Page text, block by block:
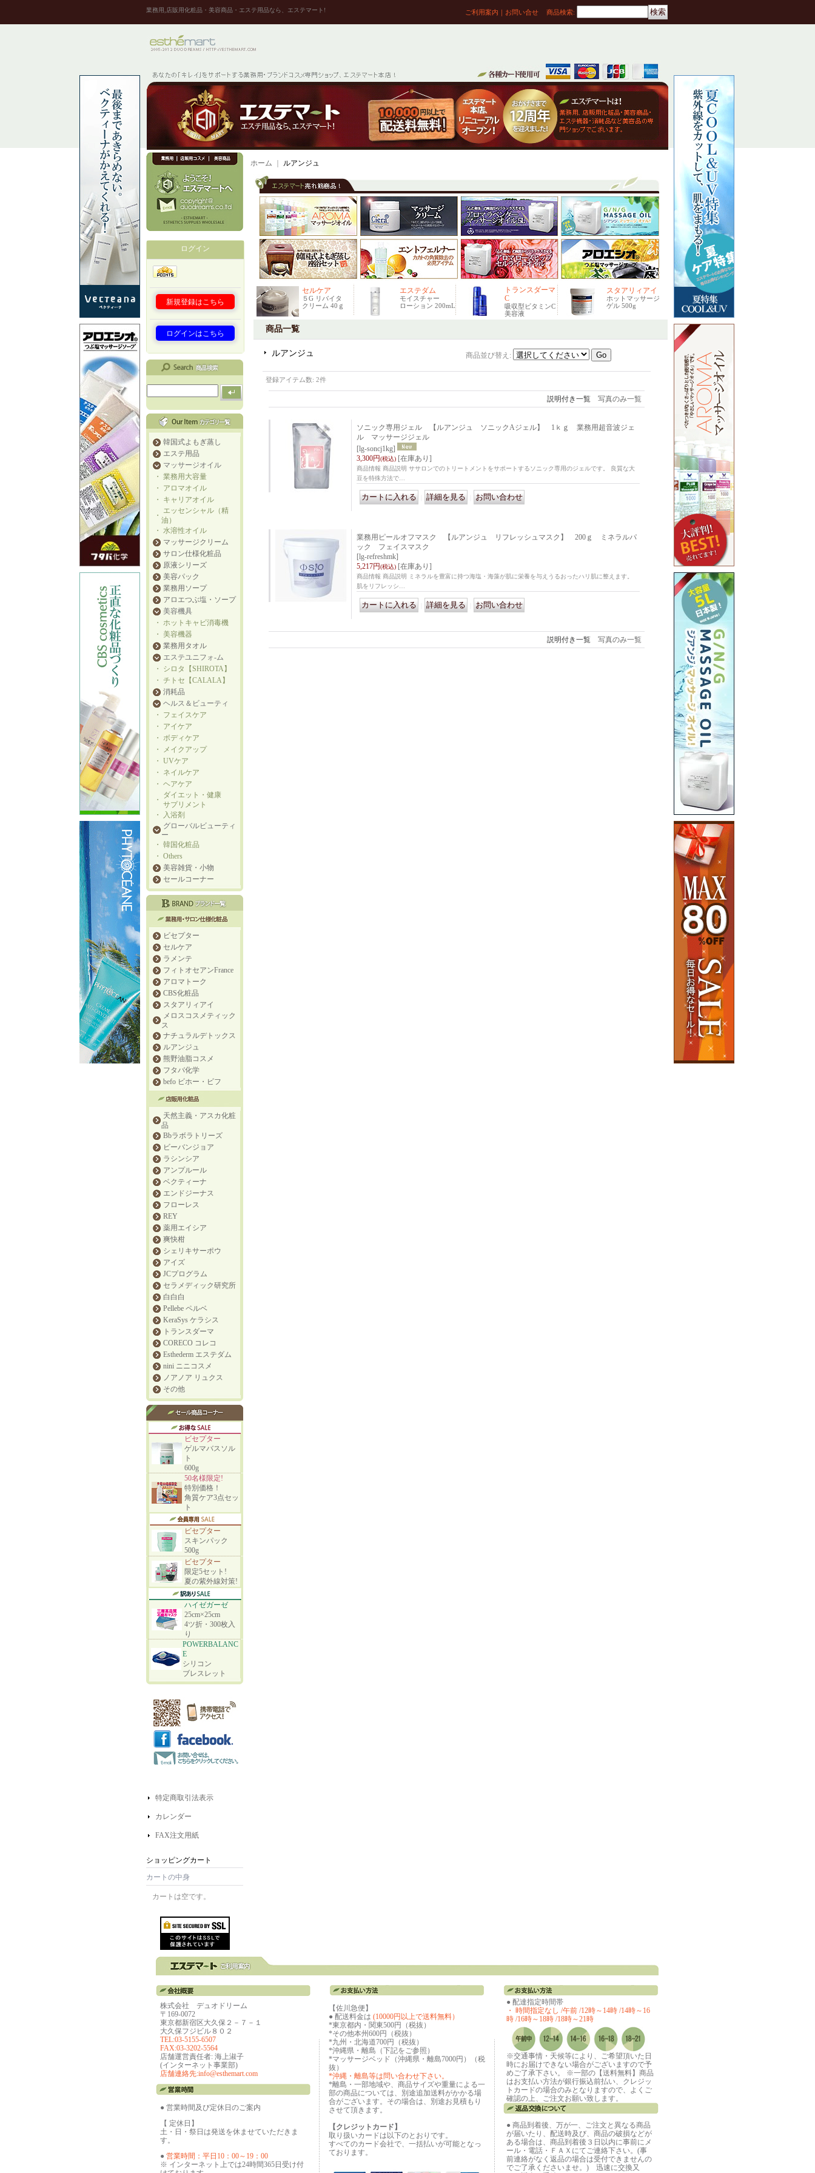
業務用,店販用化粧品・美容商品・エステ用品なら、エステマート! ご利用案内 ｜ お問い合せ 商品検索:
ログイン
新規登録はこちら
ログインはこちら
韓国式よもぎ蒸し
エステ用品
マッサージオイル
・ 業務用大容量
・
アロマオイル
・
キャリアオイル
・
エッセンシャル（精
油）
・ 水溶性オイル
マッサージクリーム
サロン仕様化粧品
原液シリーズ
美容パック
業務用ソープ
アロエつぶ塩・ソープ
美容機具
・ ホットキャビ消毒機
・ 美容機器
業務用タオル
エステユニフォ-ム
・
シロタ【SHIROTA】
・ チトセ【CALALA】
消耗品
ヘルス＆ビューティ
・
フェイスケア
・
アイケア
・ ボディケア
・
メイクアップ
・ UVケア
・
ネイルケア
・ ヘアケア
・
ダイエット・健康
サプリメント
・
入浴剤
グローバルビューティ
ー
・ 韓国化粧品
・ Others
美容雑貨・小物
セールコーナー
ビセプター
セルケア
ラメンテ
フィトオセアンFrance
アロマトーク
CBS化粧品
スタアリィアイ
メロスコスメティック
ス
ナチュラルデトックス
ルアンジュ
熊野油脂コスメ
フタバ化学
befo ビホー・ビフ
天然主義・アスカ化粧
品
Bbラボラトリーズ
ビーバンジョア
ラシンシア
アンプルール
ベクティーナ
エンドジーナス
フローレス
REY
薬用エイシア
爽快柑
シェリキサーポウ
アイズ
JCプログラム
セラメディック研究所
白白白
Pellebe ペルベ
KeraSys ケラシス
トランスダーマ
CORECO コレコ
Esthederm エステダム
nini ニニコスメ
ノアノア リュクス
その他
ビセプター
ゲルマバスソル
ト
600g
50名様限定!
特別価格！
角質ケア3点セッ
ト
ビセプター
スキンパック
500g
ビセプター
限定5セット!
夏の紫外線対策!
ハイゼガーゼ
25cm×25cm
4ツ折・300枚入
り
POWERBALANC
E
シリコン
ブレスレット
特定商取引法表示
カレンダー
FAX注文用紙
ショッピングカート
カートの中身
カートは空です。
ホーム ルアンジュ
セルケア
５G リバイタ
クリーム 40ｇ
エステダム
モイスチャー
ローション 200mL
トランスダーマ
C
吸収型ビタミンC
美容液
スタアリィアイ
ホットマッサージ
ゲル 500g
商品一覧
ルアンジュ 商品並び替え :
登録アイテム数: 2件
説明付き一覧 写真のみ一覧
ソニック専用ジェル 【ルアンジュ ソニックAジェル】 1ｋｇ 業務用超音波ジェ
ル マッサージジェル
[lg-soncj1kg]
3,300円(税込) [在庫あり]
商品情報 商品説明 ササロンでのトリートメントをサポートするソニック専用のジェルです。 良質な大
豆を特殊方法で…
業務用ピールオフマスク 【ルアンジュ リフレッシュマスク】 200ｇ ミネラルパ
ック フェイスマスク
[lg-refreshmk]
5,217円(税込) [在庫あり]
商品情報 商品説明 ミネラルを豊富に持つ海塩・海藻が肌に栄養を与えうるおったハリ肌に整えます。
肌をリフレッシ…
説明付き一覧 写真のみ一覧
株式会社 デュオドリーム
〒169-0072
東京都新宿区大久保２－７－１
大久保フジビル８０２
TEL:03-5155-6507
FAX:03-3202-5564
店舗運営責任者: 海上淑子
(インターネット事業部)
店舗連絡先:info@esthemart.com
● 営業時間及び定休日のご案内
【 定休日】
土・日・祭日は発送を休ませていただきま
す。
● 営業時間：平日10：00～19：00
※ インターネット上では24時間365日受け付
【佐川急便】
● 配送料金は (10000円以上で送料無料）
*東京都内・関東500円（税抜）
*その他本州600円（税抜）
*九州・北海道700円（税抜）
*沖縄県・離島（下記をご参照）
*マッサージベッド（沖縄県・離島7000円）（税
抜）
*沖縄・離島等は問い合わせ下さい。
*離島・一部地域や、商品サイズや重量による一
部の商品については、別途追加送料がかかる場
合がございます。その場合は、別途お見積もり
させて頂きます。
【クレジットカード】
取り扱いカードは以下のとおりです。
すべてのカード会社で、一括払いが可能となっ
ております。
● 配達指定時間帯
・ 時間指定なし /午前 /12時～14時 /14時～16
時 /16時～18時 /18時～21時
※交通事情・天候等により、ご希望頂いた日
時にお届けできない場合がございますので予
めご了承下さい。 ※一部の【送料無料】商品
はお支払い方法が銀行振込前払い、クレジッ
トカードの場合のみとなりますので、よくご
確認の上、ご注文お願い致します。
● 商品到着後、万が一、ご注文と異なる商品
が届いたり、配送時及び、商品の破損などが
ある場合は、商品到着後３日以内に事前にメ
ール・電話・ＦＡＸにてご連絡下さい。(事
前連絡がなく返品の場合は受付できませんの
でご了承くださいませ。) 迅速に交換又